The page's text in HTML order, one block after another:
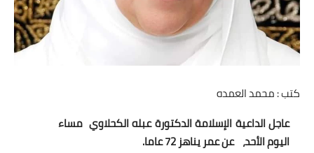
الاسكندرية
الدقهلية
كتب : محمد العمده
عاجل الداعية الإسلامة الدكتورة عبله الكحلاوي مساء
اليوم الأحد، عن عمر يناهز 72 عاما.